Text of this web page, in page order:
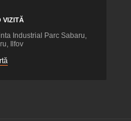
VIZITĂ
Industrial Parc Sabaru,
Ilfov